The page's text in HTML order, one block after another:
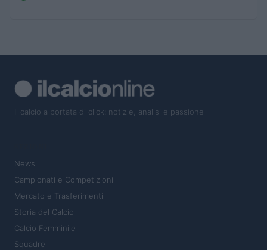
Il calcio a portata di click: notizie, analisi e passione
News
Campionati e Competizioni
Mercato e Trasferimenti
Storia del Calcio
Calcio Femminile
Squadre